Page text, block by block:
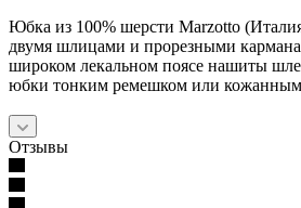
Юбка из 100% шерсти Marzotto
двумя шлицами и прорезными
широком лекальном поясе нашиты
юбки тонким ремешком или
Отзывы